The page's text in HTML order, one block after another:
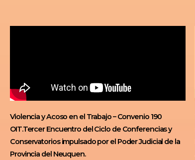
Violencia y Acoso en el Trabajo – Convenio 190
OIT.Tercer Encuentro del Ciclo de Conferencias y
Conservatorios impulsado por el Poder Judicial de la
Provincia del Neuquen.